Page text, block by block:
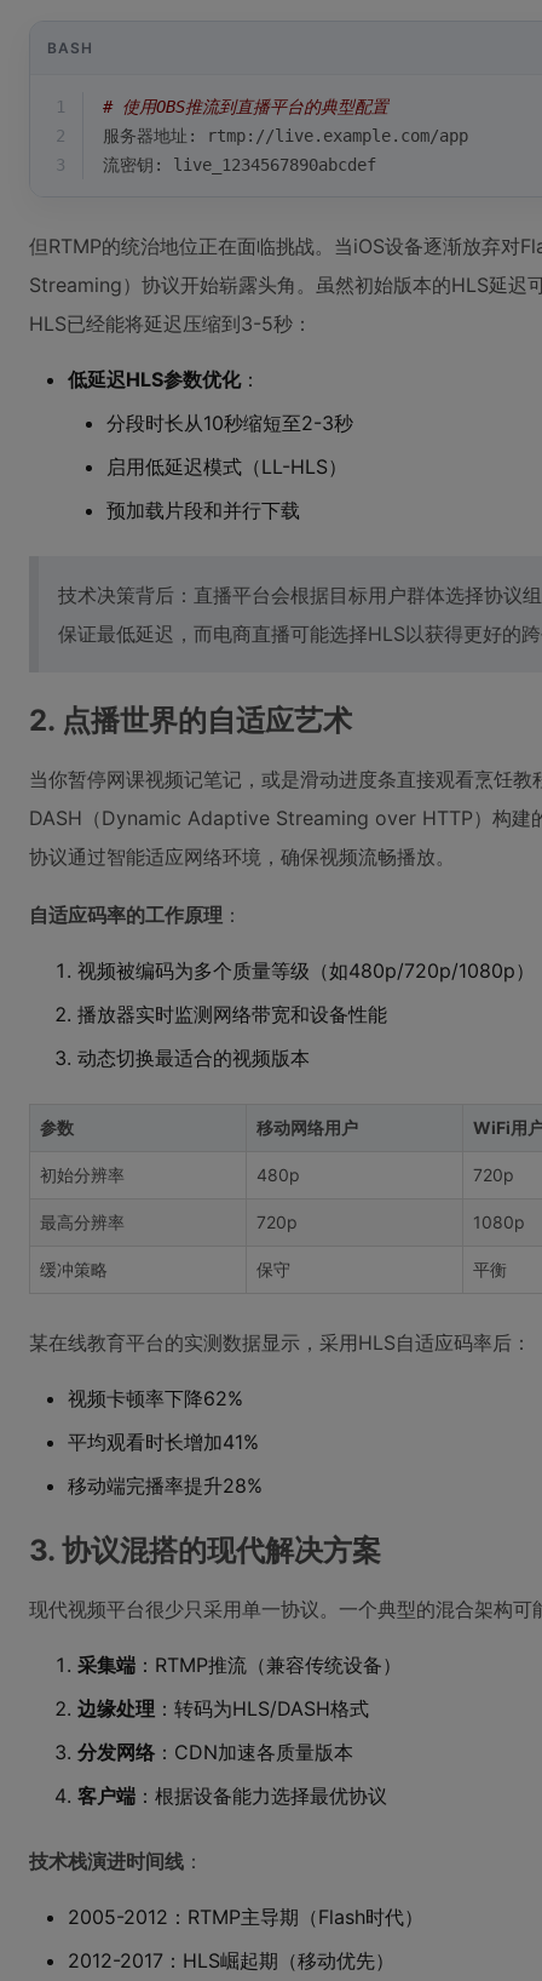
BASH
1
# 使用OBS推流到直播平台的典型配置
2
服务器地址: rtmp://live.example.com/app
3
流密钥: live_1234567890abcdef
但RTMP的统治地位正在面临挑战。当iOS设备逐渐放弃对
Streaming）协议开始崭露头角。虽然初始版本的HLS延迟
HLS已经能将延迟压缩到3-5秒：
低延迟HLS参数优化：
分段时长从10秒缩短至2-3秒
启用低延迟模式（LL-HLS）
预加载片段和并行下载
技术决策背后：直播平台会根据目标用户群体选择协议
保证最低延迟，而电商直播可能选择HLS以获得更好的
2. 点播世界的自适应艺术
当你暂停网课视频记笔记，或是滑动进度条直接观看烹饪
DASH（Dynamic Adaptive Streaming over HTTP）构建
协议通过智能适应网络环境，确保视频流畅播放。
自适应码率的工作原理 ：
视频被编码为多个质量等级（如480p/720p/1080p）
播放器实时监测网络带宽和设备性能
动态切换最适合的视频版本
参数 移动网络用户 WiFi用
初始分辨率 480p 720p
最高分辨率 720p 1080p
缓冲策略 保守 平衡
某在线教育平台的实测数据显示，采用HLS自适应码率后：
视频卡顿率下降62%
平均观看时长增加41%
移动端完播率提升28%
3. 协议混搭的现代解决方案
现代视频平台很少只采用单一协议。一个典型的混合架构可
采集端 ：RTMP推流（兼容传统设备）
边缘处理 ：转码为HLS/DASH格式
分发网络 ：CDN加速各质量版本
客户端 ：根据设备能力选择最优协议
技术栈演进时间线 ：
2005-2012：RTMP主导期（Flash时代）
2012-2017：HLS崛起期（移动优先）